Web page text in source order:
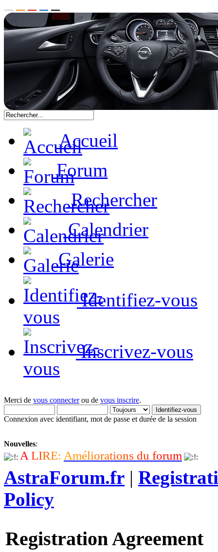
Accueil
Forum
Rechercher
Calendrier
Galerie
Identifiez-vous
Inscrivez-vous
Merci de vous connecterou de vous inscrire.
Connexion avec identifiant, mot de passe et durée de la session
Nouvelles:
A LIRE: Améliorations du forum
AstraForum.fr |
Policy
Registration Agreement